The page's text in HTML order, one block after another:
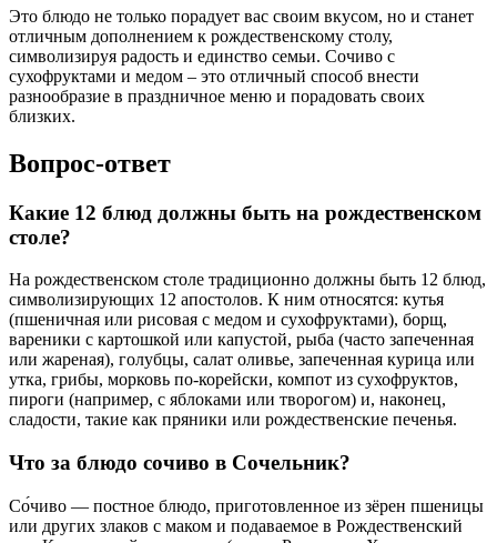
Это блюдо не только порадует вас своим вкусом, но и станет
отличным дополнением к рождественскому столу,
символизируя радость и единство семьи. Сочиво с
сухофруктами и медом – это отличный способ внести
разнообразие в праздничное меню и порадовать своих
близких.
Вопрос-ответ
Какие 12 блюд должны быть на рождественском
столе?
На рождественском столе традиционно должны быть 12 блюд,
символизирующих 12 апостолов. К ним относятся: кутья
(пшеничная или рисовая с медом и сухофруктами), борщ,
вареники с картошкой или капустой, рыба (часто запеченная
или жареная), голубцы, салат оливье, запеченная курица или
утка, грибы, морковь по-корейски, компот из сухофруктов,
пироги (например, с яблоками или творогом) и, наконец,
сладости, такие как пряники или рождественские печенья.
Что за блюдо сочиво в Сочельник?
Со́чиво — постное блюдо, приготовленное из зёрен пшеницы
или других злаков с маком и подаваемое в Рождественский